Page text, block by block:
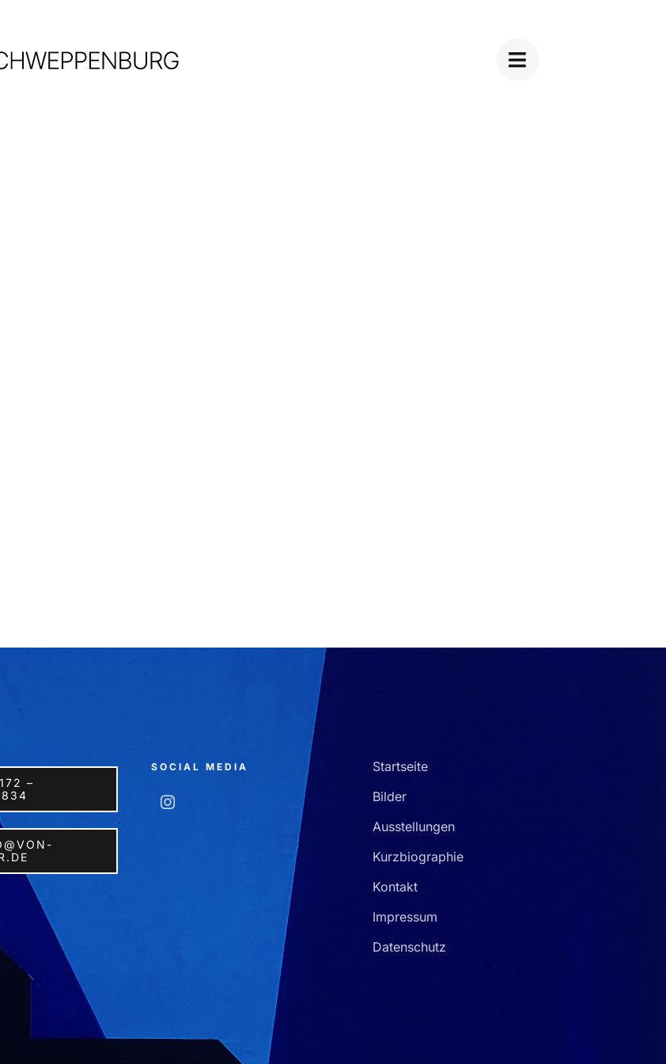
–
SOCIAL MEDIA
Startseite
Bilder
Ausstellungen
Kurzbiographie
Kontakt
Impressum
Datenschutz